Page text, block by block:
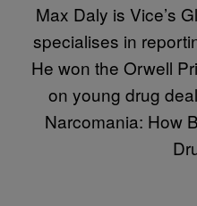
Max Daly is Vice’s
specialises in
He won the Orwell
on young drug
Narcomania: How